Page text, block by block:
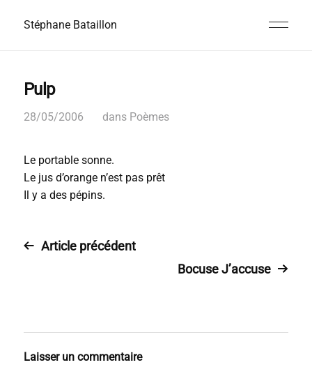
Stéphane Bataillon
Pulp
28/05/2006 dans Poèmes
Le portable sonne.
Le jus d’orange n’est pas prêt
Il y a des pépins.
Article précédent
Bocuse J’accuse
Laisser un commentaire